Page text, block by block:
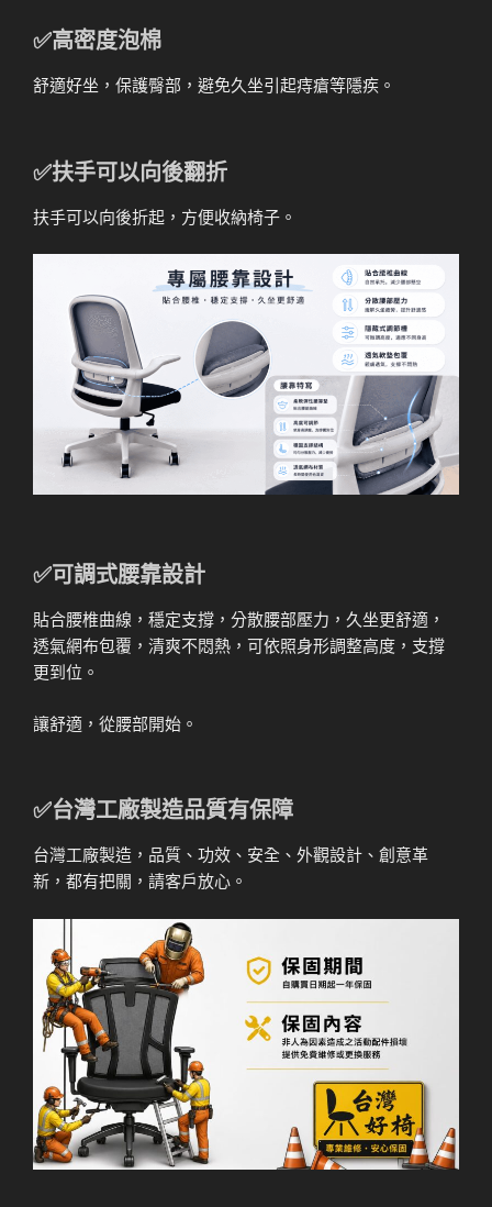
✅高密度泡棉
舒適好坐，保護臀部，避免久坐引起痔瘡等隱疾。
✅扶手可以向後翻折
扶手可以向後折起，方便收納椅子。
✅可調式腰靠設計
貼合腰椎曲線，穩定支撐，分散腰部壓力，久坐更舒適，
透氣網布包覆，清爽不悶熱，可依照身形調整高度，支撐
更到位。
讓舒適，從腰部開始。
✅台灣工廠製造品質有保障
台灣工廠製造，品質、功效、安全、外觀設計、創意革
新，都有把關，請客戶放心。